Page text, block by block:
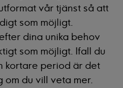
vår tjänst så att
som möjligt.
dina unika behov
som möjligt. Ifall du
kortare period är det
om du vill veta mer.